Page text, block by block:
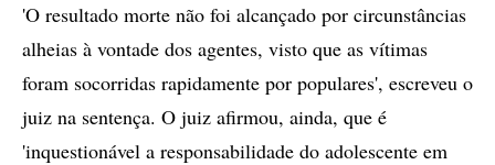
'O resultado morte não foi alcançado por circunstâncias
alheias à vontade dos agentes, visto que as vítimas
foram socorridas rapidamente por populares', escreveu o
juiz na sentença. O juiz afirmou, ainda, que é
'inquestionável a responsabilidade do adolescente em